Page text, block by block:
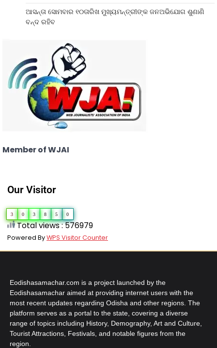
ଆସନ୍ତା ସୋମବାର ୧୦ତାରିଖ ମୁଖ୍ୟମନ୍ତ୍ରୀଙ୍କ ଜନଅଭିଯୋଗ ଶୁଣାଣି
ବନ୍ଦ ରହିବ
Member of WJAI
Our Visitor
3 0 3 8 5 0
Total views : 576979
Powered ByWPS Visitor Counter
Eodishasamachar.com is a project launched by the
Eodishasamachar aimed at providing internet users with the
most recent updates regarding Odisha and other regions. The
platform serves as a portal to the state, covering a diverse
range of topics including History, Demography, Art and Culture,
Tourist Attractions, Festivals, and notable figures from the
region.